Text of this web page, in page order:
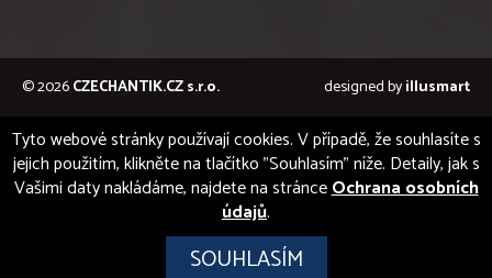
© 2026CZECHANTIK.CZ s.r.o. designed byillusmart
Tyto webové stránky používají cookies. V případě, že souhlasíte s
jejich použitím, klikněte na tlačítko "Souhlasím" níže. Detaily, jak s
Vašimi daty nakládáme, najdete na stránceOchrana osobních
údajů.